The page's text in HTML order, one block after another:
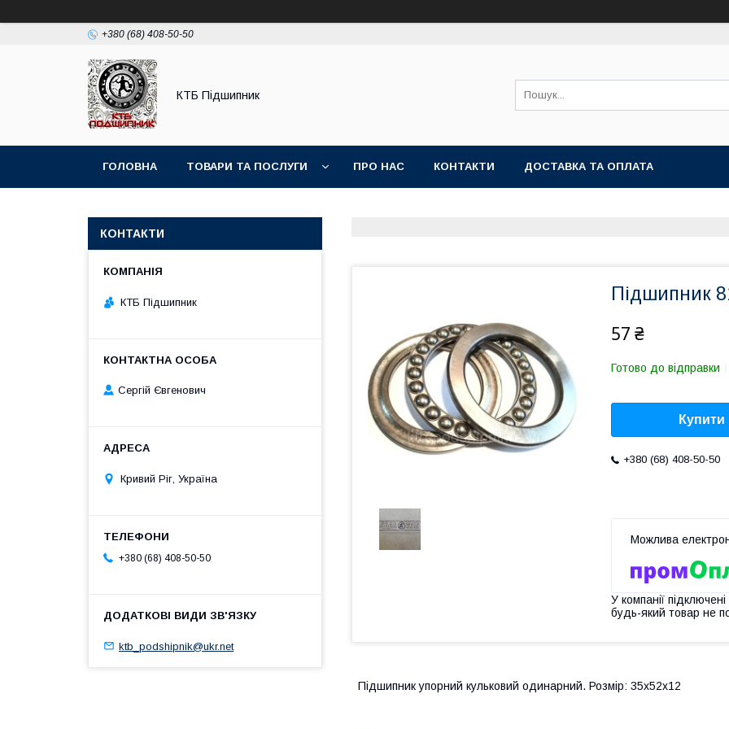
+380 (68) 408-50-50
КТБ Підшипник
ГОЛОВНА ТОВАРИ ТА ПОСЛУГИ ПРО НАС КОНТАКТИ ДОСТАВКА ТА ОПЛАТА
Підшипник
57 ₴
Готово до відправки
Купити
+380 (68) 408-50-50
У компанії
будь-який товар не
Підшипник упорний кульковий одинарний. Розмір: 35х52х12
КОНТАКТИ
КТБ Підшипник
Сергій Євгенович
Кривий Ріг, Україна
+380 (68) 408-50-50
ktb_podshipnik@ukr.net